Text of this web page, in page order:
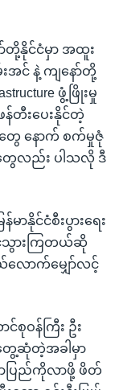
တို့နိုင်ငံမှာ အထူး
အင် နဲ့ ကျနော်တို့
ဖွံ့ဖြိုးမှု
တီးပေးနိုင်တဲ့
ေ နောက် စက်မှုဇုံ
ေလည်း ပါသလို ဒီ
ာနိုင်ငံစီးပွားရေး
ငံသွားကြတယ်ဆို
လောက်မျှော်လင့်
စုဝန်ကြီး ဦး
တွေ့ဆုံတဲ့အခါမှာ
ာပြည်ကိုလာဖို့ ဖိတ်